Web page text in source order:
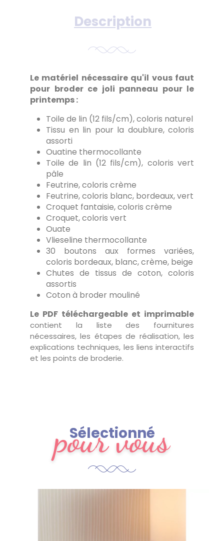
Description
Le matériel nécessaire qu'il vous faut
pour broder ce joli panneau pour le
printemps :
Toile de lin (12 fils/cm), coloris naturel
Tissu en lin pour la doublure, coloris
assorti
Ouatine thermocollante
Toile de lin (12 fils/cm), coloris vert
pâle
Feutrine, coloris crème
Feutrine, coloris blanc, bordeaux, vert
Croquet fantaisie, coloris crème
Croquet, coloris vert
Ouate
Vlieseline thermocollante
30 boutons aux formes variées,
coloris bordeaux, blanc, crème, beige
Chutes de tissus de coton, coloris
assortis
Coton à broder mouliné
Le PDF téléchargeable et imprimable
contient la liste des fournitures
nécessaires, les étapes de réalisation, les
explications techniques, les liens interactifs
et les points de broderie.
Sélectionné
pour vous